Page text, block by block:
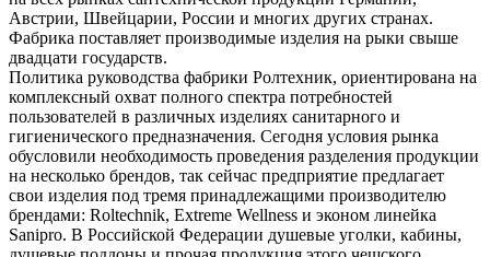
Австрии, Швейцарии, России и многих других странах.
Фабрика поставляет производимые изделия на рыки свыше
двадцати государств.
Политика руководства фабрики Ролтехник, ориентирована на
комплексный охват полного спектра потребностей
пользователей в различных изделиях санитарного и
гигиенического предназначения. Сегодня условия рынка
обусловили необходимость проведения разделения продукции
на несколько брендов, так сейчас предприятие предлагает
свои изделия под тремя принадлежащими производителю
брендами: Roltechnik, Extreme Wellness и эконом линейка
Sanipro. В Российской Федерации душевые уголки, кабины,